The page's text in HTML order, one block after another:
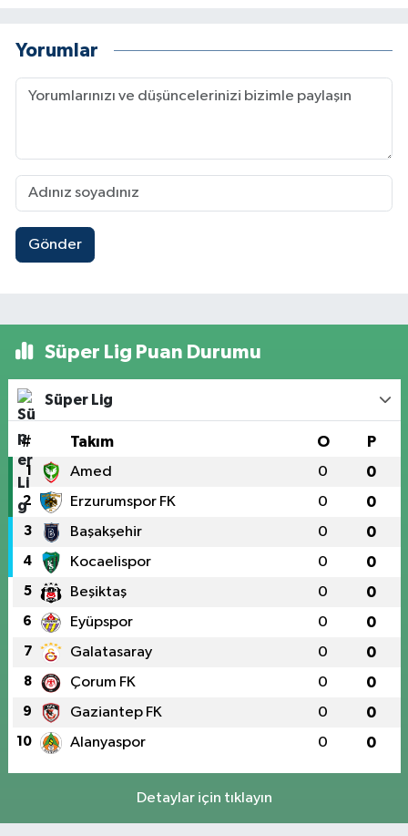
Yorumlar
Gönder
Süper Lig Puan Durumu
Süper Lig
# Takım O P
1 Amed 0 0
2 Erzurumspor FK 0 0
3 Başakşehir 0 0
4 Kocaelispor 0 0
5 Beşiktaş 0 0
6 Eyüpspor 0 0
7 Galatasaray 0 0
8 Çorum FK 0 0
9 Gaziantep FK 0 0
10 Alanyaspor 0 0
Detaylar için tıklayın